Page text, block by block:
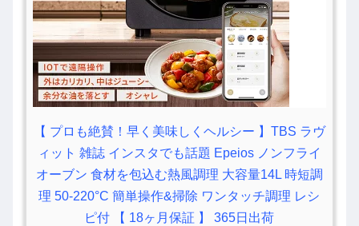
【 プロも絶賛！早く美味しくヘルシー 】TBS ラヴ
ィット 雑誌 インスタでも話題 Epeios ノンフライ
オーブン 食材を包込む熱風調理 大容量14L 時短調
理 50-220°C 簡単操作&掃除 ワンタッチ調理 レシ
ピ付 【 18ヶ月保証 】 365日出荷